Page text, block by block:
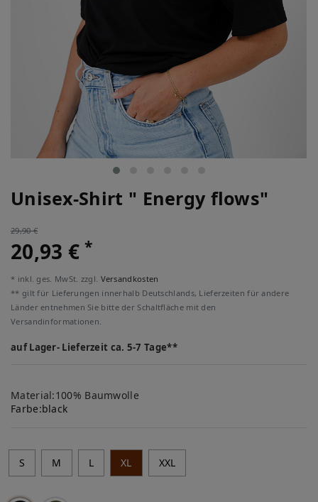
Unisex-Shirt " Energy flows"
29,90 €
20,93 €*
* inkl. ges. MwSt. zzgl. Versandkosten
** gilt für Lieferungen innerhalb Deutschlands, Lieferzeiten für andere
Länder entnehmen Sie bitte der Schaltfläche mit den
Versandinformationen.
auf Lager- Lieferzeit ca. 5-7 Tage**
Material:100% Baumwolle
Farbe:black
S M L XL XXL